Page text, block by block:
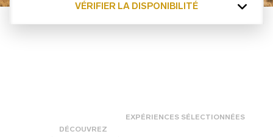
VÉRIFIER LA DISPONIBILITÉ
DÉCOUVREZ
EXPÉRIENCES SÉLECTIONNÉES